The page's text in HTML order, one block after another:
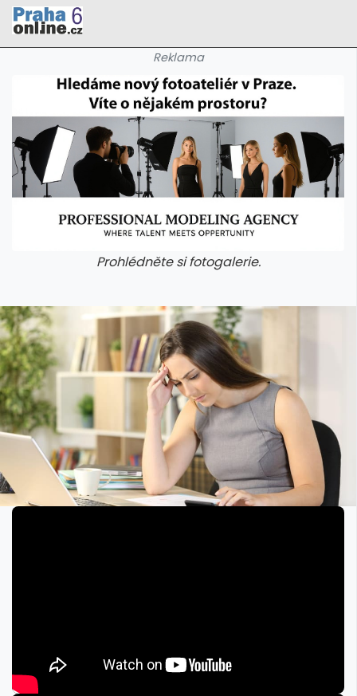
Reklama
Prohlédněte si fotogalerie.